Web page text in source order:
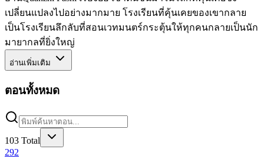
เปลี่ยนแปลงไปอย่างมากมาย โรงเรียนที่คุ้นเคยของเขากลาย
เป็นโรงเรียนลึกลับที่สอนเวทมนตร์กระตุ้นให้ทุกคนกลายเป็นนัก
มายากลที่ยิ่งใหญ่
อ่านเพิ่มเติม
ตอนทั้งหมด
103 Total
292